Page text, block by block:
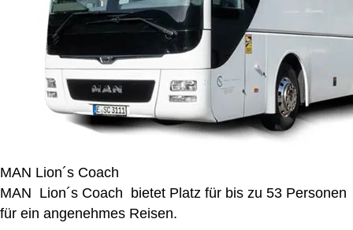
MAN Lion´s Coach
MAN Lion´s Coach bietet Platz für bis zu 53 Personen
für ein angenehmes Reisen.